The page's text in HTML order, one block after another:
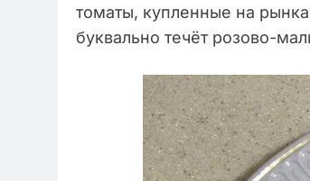
томаты, купленные на
буквально течёт розово-